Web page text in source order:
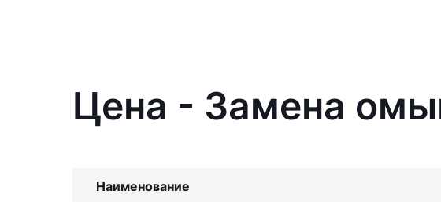
Цена - Замена
Наименование